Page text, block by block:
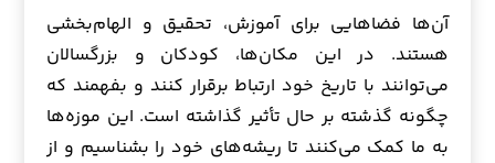
آن‌ها فضاهایی برای آموزش، تحقیق و الهام‌بخشی
هستند. در این مکان‌ها، کودکان و بزرگسالان
می‌توانند با تاریخ خود ارتباط برقرار کنند و بفهمند که
چگونه گذشته بر حال تأثیر گذاشته است. این موزه‌ها
به ما کمک می‌کنند تا ریشه‌های خود را بشناسیم و از